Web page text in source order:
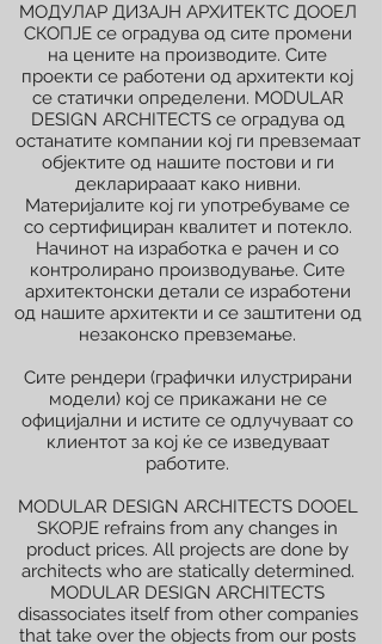
МОДУЛАР ДИЗАЈН АРХИТЕКТС ДООЕЛ
СКОПЈЕ се оградува од сите промени
на цените на производите. Сите
проекти се работени од архитекти кој
се статички определени. MODULAR
DESIGN ARCHITECTS се оградува од
останатите компании кој ги превземаат
објектите од нашите постови и ги
декларирааат како нивни.
Материјалите кој ги употребуваме се
со сертифициран квалитет и потекло.
Начинот на изработка е рачен и со
контролирано производување. Сите
архитектонски детали се изработени
од нашите архитекти и се заштитени од
незаконско превземање.
Сите рендери (графички илустрирани
модели) кој се прикажани не се
официјални и истите се одлучуваат со
клиентот за кој ќе се изведуваат
работите.
MODULAR DESIGN ARCHITECTS DOOEL
SKOPJE refrains from any changes in
product prices. All projects are done by
architects who are statically determined.
MODULAR DESIGN ARCHITECTS
disassociates itself from other companies
that take over the objects from our posts